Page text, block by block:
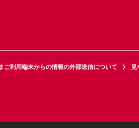
ご利用端末からの情報の外部送信について
見